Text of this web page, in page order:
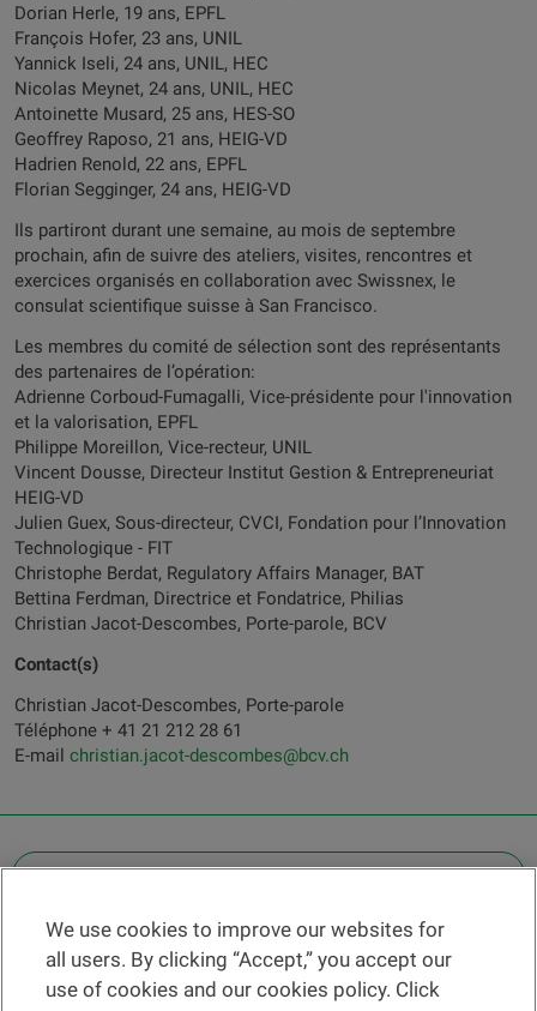
Dorian Herle, 19 ans, EPFL
François Hofer, 23 ans, UNIL
Yannick Iseli, 24 ans, UNIL, HEC
Nicolas Meynet, 24 ans, UNIL, HEC
Antoinette Musard, 25 ans, HES-SO
Geoffrey Raposo, 21 ans, HEIG-VD
Hadrien Renold, 22 ans, EPFL
Florian Segginger, 24 ans, HEIG-VD
Ils partiront durant une semaine, au mois de septembre
prochain, afin de suivre des ateliers, visites, rencontres et
exercices organisés en collaboration avec Swissnex, le
consulat scientifique suisse à San Francisco.
Les membres du comité de sélection sont des représentants
des partenaires de l’opération:
Adrienne Corboud-Fumagalli, Vice-présidente pour l'innovation
et la valorisation, EPFL
Philippe Moreillon, Vice-recteur, UNIL
Vincent Dousse, Directeur Institut Gestion & Entrepreneuriat
HEIG-VD
Julien Guex, Sous-directeur, CVCI, Fondation pour l’Innovation
Technologique - FIT
Christophe Berdat, Regulatory Affairs Manager, BAT
Bettina Ferdman, Directrice et Fondatrice, Philias
Christian Jacot-Descombes, Porte-parole, BCV
Contact(s)
Christian Jacot-Descombes, Porte-parole
Téléphone + 41 21 212 28 61
E-mail christian.jacot-descombes@bcv.ch
Find a branch
Help and contact
We use cookies to improve our websites for
all users. By clicking “Accept,” you accept our
use of cookies and our cookies policy. Click